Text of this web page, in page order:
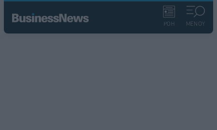
ΡΟΗ ΜΕΝΟΥ